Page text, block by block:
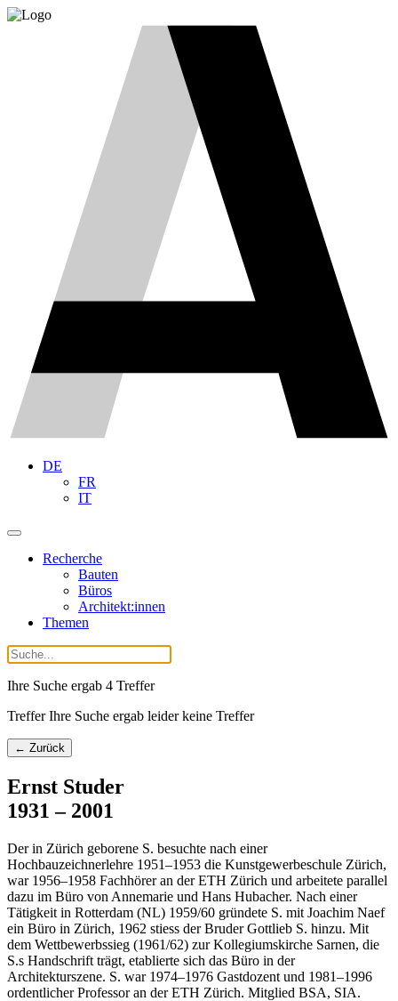
DE
FR
IT
Recherche
Bauten
Büros
Architekt:innen
Themen
Ihre Suche ergab 4 Treffer
Treffer Ihre Suche ergab leider keine Treffer
← Zurück
Ernst Studer
1931 – 2001
Der in Zürich geborene S. besuchte nach einer
Hochbauzeichnerlehre 1951–1953 die Kunstgewerbeschule Zürich,
war 1956–1958 Fachhörer an der ETH Zürich und arbeitete parallel
dazu im Büro von Annemarie und Hans Hubacher. Nach einer
Tätigkeit in Rotterdam (NL) 1959/60 gründete S. mit Joachim Naef
ein Büro in Zürich, 1962 stiess der Bruder Gottlieb S. hinzu. Mit
dem Wettbewerbssieg (1961/62) zur Kollegiumskirche Sarnen, die
S.s Handschrift trägt, etablierte sich das Büro in der
Architekturszene. S. war 1974–1976 Gastdozent und 1981–1996
ordentlicher Professor an der ETH Zürich. Mitglied BSA, SIA.